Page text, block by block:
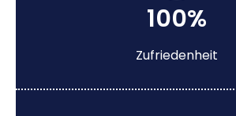
100%
Zufriedenheit